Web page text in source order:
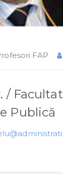
FAP
/
Publică